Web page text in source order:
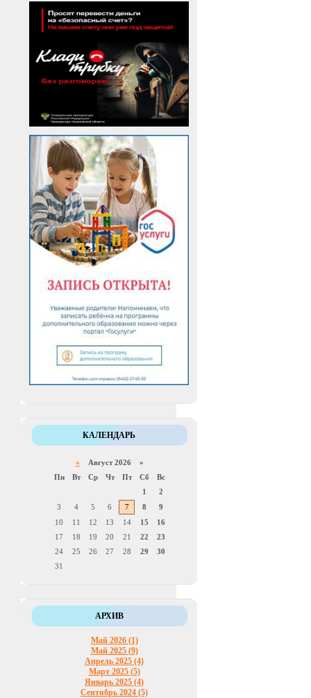
КАЛЕНДАРЬ
« Август 2026 »
Пн
Вт Ср Чт Пт Сб
Вс
1
2
3
4 5 6 7 8
9
10
11 12 13 14 15
16
17
18 19 20 21 22
23
24
25 26 27 28 29
30
31
АРХИВ
Май 2026 (1)
Май 2025 (9)
Апрель 2025 (4)
Март 2025 (5)
Январь 2025 (4)
Сентябрь 2024 (5)